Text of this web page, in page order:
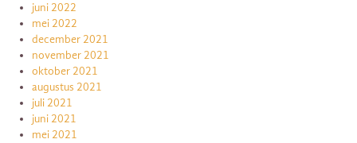
juni 2022
mei 2022
december 2021
november 2021
oktober 2021
augustus 2021
juli 2021
juni 2021
mei 2021